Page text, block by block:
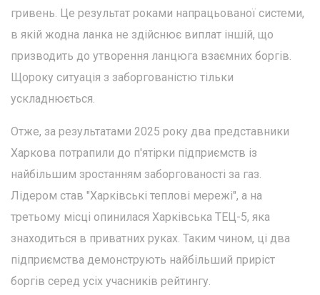
гривень. Це результат роками напрацьованої системи,
в якій жодна ланка не здійснює виплат іншій, що
призводить до утворення ланцюга взаємних боргів.
Щороку ситуація з заборгованістю тільки
ускладнюється.
Отже, за результатами 2025 року два представники
Харкова потрапили до п'ятірки підприємств із
найбільшим зростанням заборгованості за газ.
Лідером став "Харківські теплові мережі", а на
третьому місці опинилася Харківська ТЕЦ-5, яка
знаходиться в приватних руках. Таким чином, ці два
підприємства демонструють найбільший приріст
боргів серед усіх учасників рейтингу.